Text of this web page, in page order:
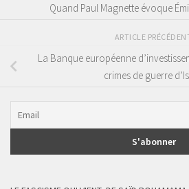
Quand Paul Magnette évoque
ARTICLE
La Banque européenne
crimes de guerre